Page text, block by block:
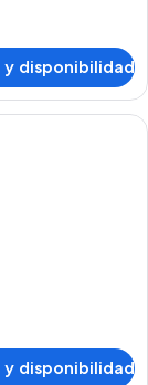
y disponibilidad
una cama
y disponibilidad